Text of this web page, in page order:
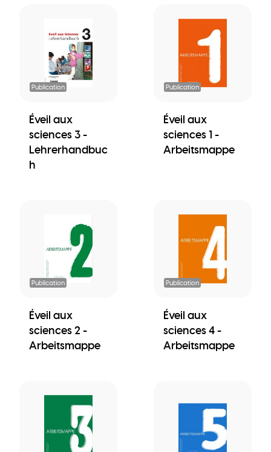
Publication
Éveil aux
sciences 3 -
Lehrerhandbuc
h
Publication
Éveil aux
sciences 1 -
Arbeitsmappe
Publication
Éveil aux
sciences 2 -
Arbeitsmappe
Publication
Éveil aux
sciences 4 -
Arbeitsmappe